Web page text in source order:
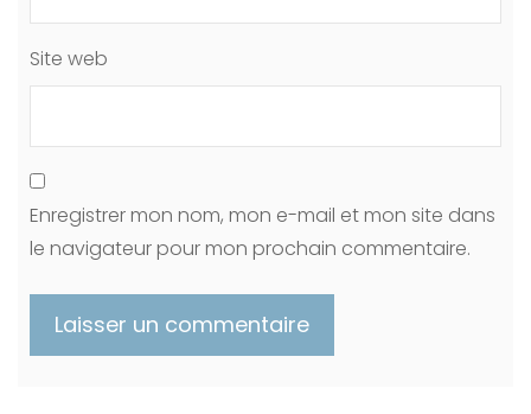
Site web
Enregistrer mon nom, mon e-mail et mon site dans
le navigateur pour mon prochain commentaire.